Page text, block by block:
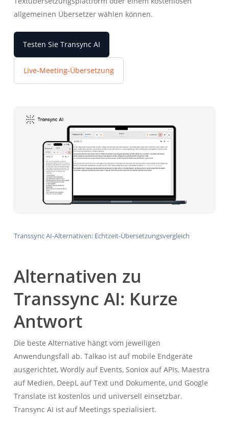
allgemeinen Übersetzer wählen können.
Testen Sie Transync AI
Live-Meeting-Übersetzung
Transsync AI-Alternativen: Echtzeit-Übersetzungsvergleich
Alternativen zu
Transsync AI: Kurze
Antwort
Die beste Alternative hängt vom jeweiligen
Anwendungsfall ab. Talkao ist auf mobile Endgeräte
ausgerichtet, Wordly auf Events, Soniox auf APIs, Maestra
auf Medien, DeepL auf Text und Dokumente, und Google
Translate ist kostenlos und universell einsetzbar.
Transync AI ist auf Meetings spezialisiert.